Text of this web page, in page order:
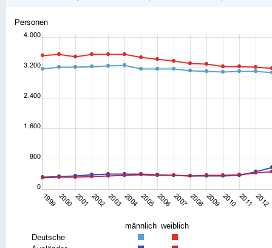
männlich weiblich
Deutsche